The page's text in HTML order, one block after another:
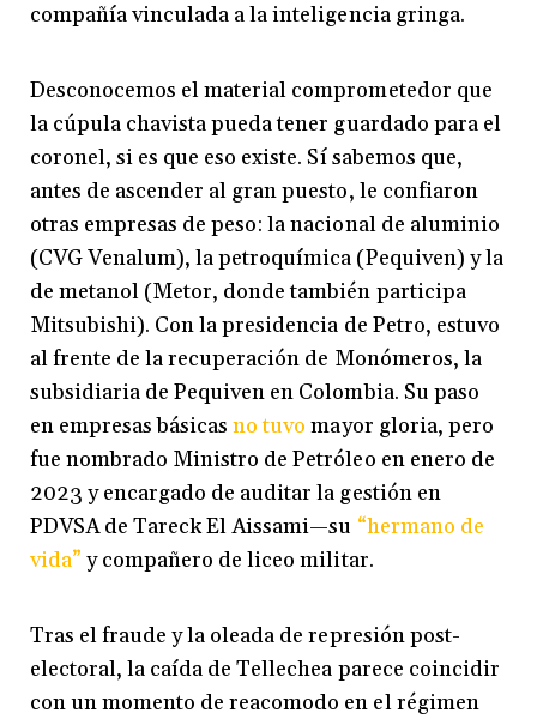
compañía vinculada a la inteligencia gringa.
Desconocemos el material comprometedor que
la cúpula chavista pueda tener guardado para el
coronel, si es que eso existe. Sí sabemos que,
antes de ascender al gran puesto, le confiaron
otras empresas de peso: la nacional de aluminio
(CVG Venalum), la petroquímica (Pequiven) y la
de metanol (Metor, donde también participa
Mitsubishi). Con la presidencia de Petro, estuvo
al frente de la recuperación de Monómeros, la
subsidiaria de Pequiven en Colombia. Su paso
en empresas básicasno tuvo mayor gloria, pero
fue nombrado Ministro de Petróleo en enero de
2023 y encargado de auditar la gestión en
PDVSA de Tareck El Aissami—su “hermano de
vida” y compañero de liceo militar.
Tras el fraude y la oleada de represión post-
electoral, la caída de Tellechea parece coincidir
con un momento de reacomodo en el régimen